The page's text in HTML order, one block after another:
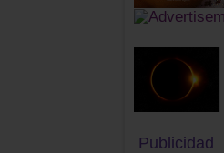
Publicidad